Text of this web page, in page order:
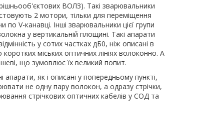
ВОЛЗ). Такі зварювальники
2 мотори, тільки для переміщення
V-канавці. Інші зварювальники цієї групи
у вертикальній площині. Такі апарати
у сотих частках дБ0, ніж описані в
міських оптичних лініях волоконно. А
що зумовлює їх великий попит.
як і описані у попередньому пункті,
не одну пару волокон, а одразу стрічки,
стрічкових оптичних кабелів у СОД та